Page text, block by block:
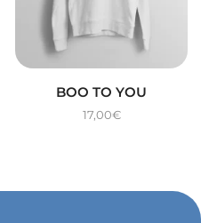
BOO TO YOU
17,00€